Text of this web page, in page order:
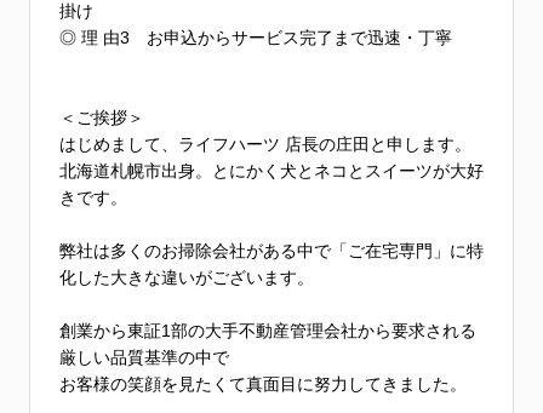
掛け
◎ 理 由3 お申込からサービス完了まで迅速・丁寧
＜ご挨拶＞
はじめまして、ライフハーツ 店長の庄田と申します。
北海道札幌市出身。とにかく犬とネコとスイーツが大好
きです。
弊社は多くのお掃除会社がある中で「ご在宅専門」に特
化した大きな違いがございます。
創業から東証1部の大手不動産管理会社から要求される
厳しい品質基準の中で
お客様の笑顔を見たくて真面目に努力してきました。